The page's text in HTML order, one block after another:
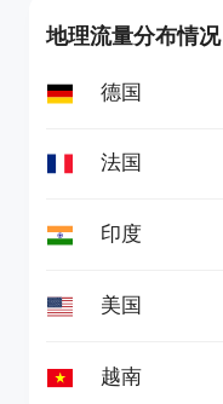
地理流量分布情况
德国
法国
印度
美国
越南